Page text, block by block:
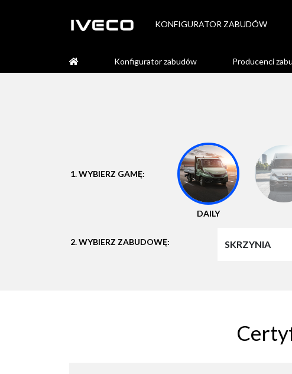
KONFIGURATOR ZABUDÓW
Konfigurator zabudów Producenci
1. WYBIERZ GAMĘ:
DAILY
2. WYBIERZ ZABUDOWĘ: SKRZYNIA